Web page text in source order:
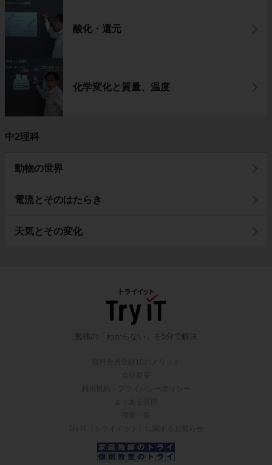
酸化・還元
化学変化と質量、温度
中2理科
動物の世界
電流とそのはたらき
天気とその変化
勉強の「わからない」を5分で解決